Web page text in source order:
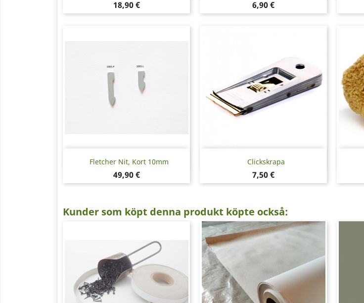
Pris
18,90 € Pris
6,90 €
Fletcher Nit, Kort 10mm
Pris
49,90 €
Snabbvy Clickskrapa
Pris
7,50 €
Snabbvy
Kunder som köpt denna produkt köpte också: